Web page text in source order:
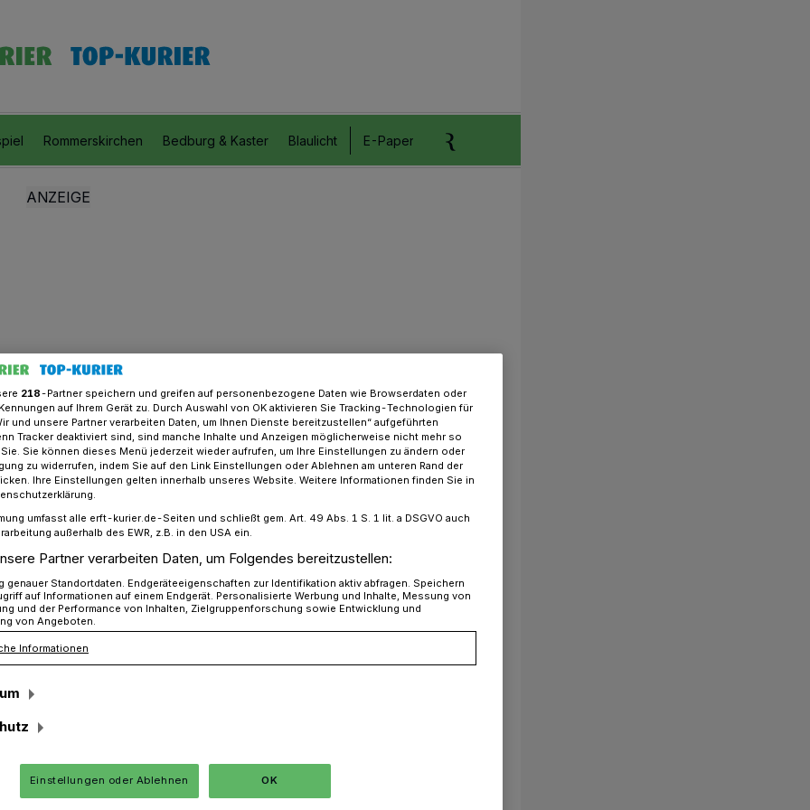
Rommerskirchen Bedburg & Kaster Blaulicht E-Paper Anzeigen aufgeben
am Pascal-Gymnasium: Alle Namen
der diesjährigen Abiturstufe
stellte er uns ein Foto des Abi-
218-Partner speichern und greifen auf personenbezogene Daten wie Browserdaten oder
auf Ihrem Gerät zu. Durch Auswahl von OK aktivieren Sie Tracking-Technologien für
und unsere Partner verarbeiten Daten, um Ihnen Dienste bereitzustellen“ aufgeführten
Tracker deaktiviert sind, sind manche Inhalte und Anzeigen möglicherweise nicht mehr so
Sie können dieses Menü jederzeit wieder aufrufen, um Ihre Einstellungen zu ändern oder
zu widerrufen, indem Sie auf den Link Einstellungen oder Ablehnen am unteren Rand der
Ihre Einstellungen gelten innerhalb unseres Website. Weitere Informationen finden Sie in
umfasst alle erft-kurier.de-Seiten und schließt gem. Art. 49 Abs. 1 S. 1 lit. a DSGVO auch
außerhalb des EWR, z.B. in den USA ein.
Partner verarbeiten Daten, um Folgendes bereitzustellen:
genauer Standortdaten. Endgeräteeigenschaften zur Identifikation aktiv abfragen. Speichern
auf Informationen auf einem Endgerät. Personalisierte Werbung und Inhalte, Messung von
und der Performance von Inhalten, Zielgruppenforschung sowie Entwicklung und
von Angeboten.
Informationen
Einstellungen oder Ablehnen OK